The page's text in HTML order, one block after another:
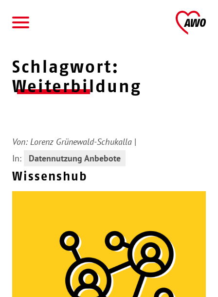
Schlagwort:
Weiterbildung
Von: Lorenz Grünewald-Schukalla |
In:
Datennutzung Anbebote
Wissenshub